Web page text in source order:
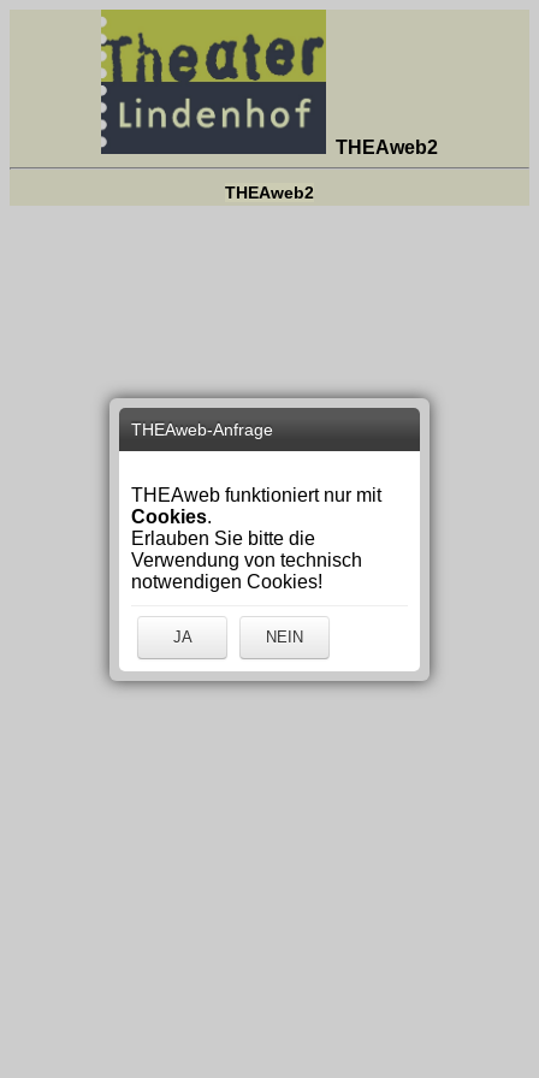
THEAweb2
THEAweb2
THEAweb-Anfrage
THEAweb funktioniert nur mit
Cookies.
Erlauben Sie bitte die
Verwendung von technisch
notwendigen Cookies!
JA NEIN